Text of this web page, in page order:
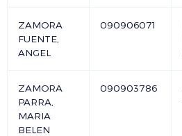
ZAMORA
FUENTE,
ANGEL
090906071
ZAMORA
PARRA,
MARIA
BELEN
090903786